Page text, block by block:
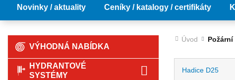
Novinky / aktuality Ceníky / katalogy / certifikáty
VÝHODNÁ NABÍDKA
HYDRANTOVÉ
SYSTÉMY
Úvod
Hadice D25